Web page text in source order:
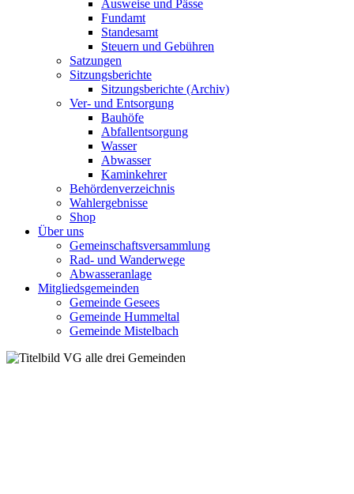
Ausweise und Pässe
Fundamt
Standesamt
Steuern und Gebühren
Satzungen
Sitzungsberichte
Sitzungsberichte (Archiv)
Ver- und Entsorgung
Bauhöfe
Abfallentsorgung
Wasser
Abwasser
Kaminkehrer
Behördenverzeichnis
Wahlergebnisse
Shop
Über uns
Gemeinschaftsversammlung
Rad- und Wanderwege
Abwasseranlage
Mitgliedsgemeinden
Gemeinde Gesees
Gemeinde Hummeltal
Gemeinde Mistelbach